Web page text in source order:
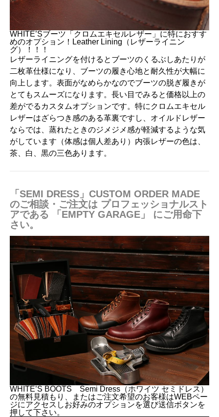
WHITE’Sブーツ「クロムエキセルレザー」に特におすす
めのオプション！Leather Lining（レザーライニン
グ）！！！
レザーライニングを付けるとブーツのくるぶしあたりが
二枚革仕様になり、ブーツの履き心地と耐久性が大幅に
向上します。表面がなめらかなのでブーツの脱ぎ履きが
とてもスムーズになります。長い目でみると価格以上の
差がでるカスタムオプションです。特にクロムエキセル
レザーはざらつき感のある革裏ですし、オイルドレザー
ならでは、蒸れたときのジメジメ感が軽減するような気
がしています（体感は個人差あり）内張レザーの色は、
茶、白、黒の三色あります。
「SEMI DRESS」CUSTOM ORDER MADE
のご相談・ご注文は プロフェッショナルスト
アである 「EMPTY GARAGE」 にご用命下
さい。
WHITE’S BOOTS Semi Dress（ホワイツ セミドレス）
の無料見積もり、またはご注文希望のお客様はWEBペー
ジにアクセスしお好みのオプションを選び送信ボタンを
押して下さい。